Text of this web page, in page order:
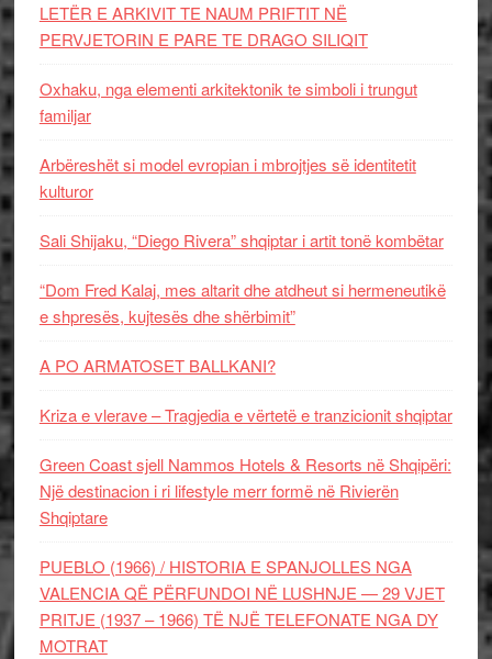
LETËR E ARKIVIT TE NAUM PRIFTIT NË
PERVJETORIN E PARE TE DRAGO SILIQIT
Oxhaku, nga elementi arkitektonik te simboli i trungut
familjar
Arbëreshët si model evropian i mbrojtjes së identitetit
kulturor
Sali Shijaku, “Diego Rivera” shqiptar i artit tonë kombëtar
“Dom Fred Kalaj, mes altarit dhe atdheut si hermeneutikë
e shpresës, kujtesës dhe shërbimit”
A PO ARMATOSET BALLKANI?
Kriza e vlerave – Tragjedia e vërtetë e tranzicionit shqiptar
Green Coast sjell Nammos Hotels & Resorts në Shqipëri:
Një destinacion i ri lifestyle merr formë në Rivierën
Shqiptare
PUEBLO (1966) / HISTORIA E SPANJOLLES NGA
VALENCIA QË PËRFUNDOI NË LUSHNJE — 29 VJET
PRITJE (1937 – 1966) TË NJË TELEFONATE NGA DY
MOTRAT